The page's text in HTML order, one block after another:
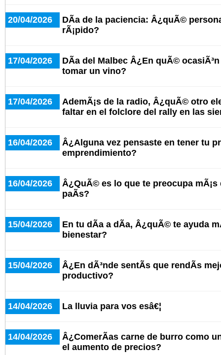
20/04/2026
DÃ­a de la paciencia: Â¿quÃ©
rÃ¡pido?
17/04/2026
DÃ­a del Malbec Â¿En quÃ©
tomar un vino?
17/04/2026
AdemÃ¡s de la radio, Â¿quÃ© otro
faltar en el folclore del rally en las
16/04/2026
Â¿Alguna vez pensaste en tener tu
emprendimiento?
16/04/2026
Â¿QuÃ© es lo que te preocupa
paÃ­s?
15/04/2026
En tu dÃ­a a dÃ­a, Â¿quÃ© te ayuda
bienestar?
15/04/2026
Â¿En dÃ³nde sentÃ­s que rendÃ­s
productivo?
14/04/2026 La lluvia para vos esâ€¦
14/04/2026
Â¿ComerÃ­as carne de burro como
el aumento de precios?